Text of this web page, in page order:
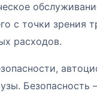
с точки зрения
расходов.
Безопасность